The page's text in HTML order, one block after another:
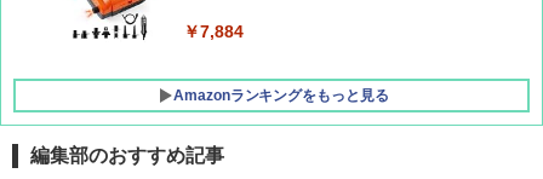
￥-
￥7,884
Amazonランキングをもっと見る
編集部のおすすめ記事